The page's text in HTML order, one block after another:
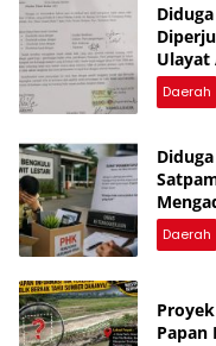
Ulayat
Daerah
Daerah
Papan